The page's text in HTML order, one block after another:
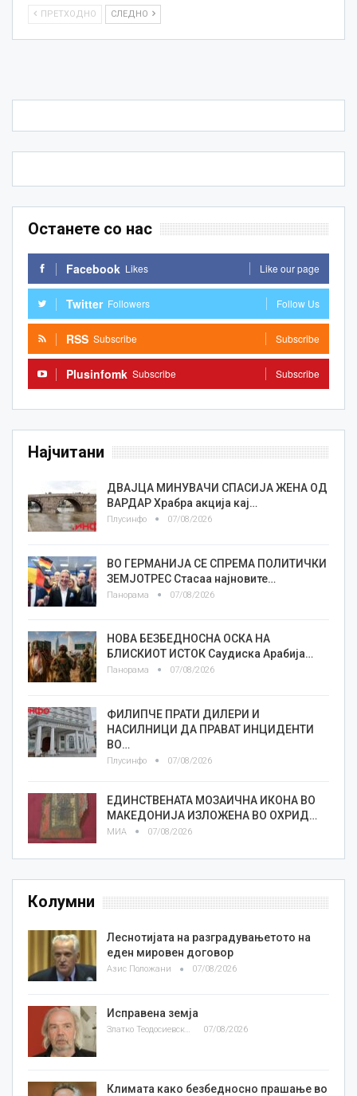
ПРЕТХОДНО СЛЕДНО
Останете со нас
Facebook Likes Like our page
Twitter Followers Follow Us
RSS Subscribe Subscribe
Plusinfomk Subscribe Subscribe
Најчитани
ДВАЈЦА МИНУВАЧИ СПАСИЈА ЖЕНА ОД
ВАРДАР Храбра акција кај…
Плусинфо 07/08/2026
ВО ГЕРМАНИЈА СЕ СПРЕМА ПОЛИТИЧКИ
ЗЕМЈОТРЕС Стасаа најновите…
Панорама 07/08/2026
НОВА БЕЗБЕДНОСНА ОСКА НА
БЛИСКИОТ ИСТОК Саудиска Арабија…
Панорама 07/08/2026
ФИЛИПЧЕ ПРАТИ ДИЛЕРИ И
НАСИЛНИЦИ ДА ПРАВАТ ИНЦИДЕНТИ
ВО…
Плусинфо 07/08/2026
ЕДИНСТВЕНАТА МОЗАИЧНА ИКОНА ВО
МАКЕДОНИЈА ИЗЛОЖЕНА ВО ОХРИД…
МИА 07/08/2026
Колумни
Леснотијата на разградувањетото на
еден мировен договор
Азис Положани 07/08/2026
Исправена земја
Златко Теодосиевски 07/08/2026
Климата како безбедносно прашање во